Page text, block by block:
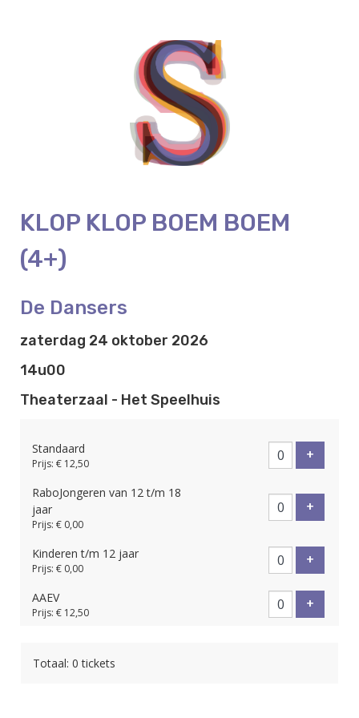
KLOP KLOP BOEM BOEM
(4+)
De Dansers
zaterdag 24 oktober 2026
14u00
Theaterzaal - Het Speelhuis
Standaard
Prijs: € 12,50
+
RaboJongeren van 12 t/m 18
jaar
Prijs: € 0,00
+
Kinderen t/m 12 jaar
Prijs: € 0,00
+
AAEV
Prijs: € 12,50
+
Totaal: 0 tickets